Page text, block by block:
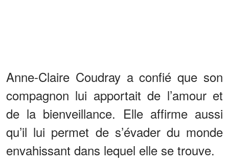
Anne-Claire Coudray a confié que son
compagnon lui apportait de l’amour et
de la bienveillance. Elle affirme aussi
qu’il lui permet de s’évader du monde
envahissant dans lequel elle se trouve.